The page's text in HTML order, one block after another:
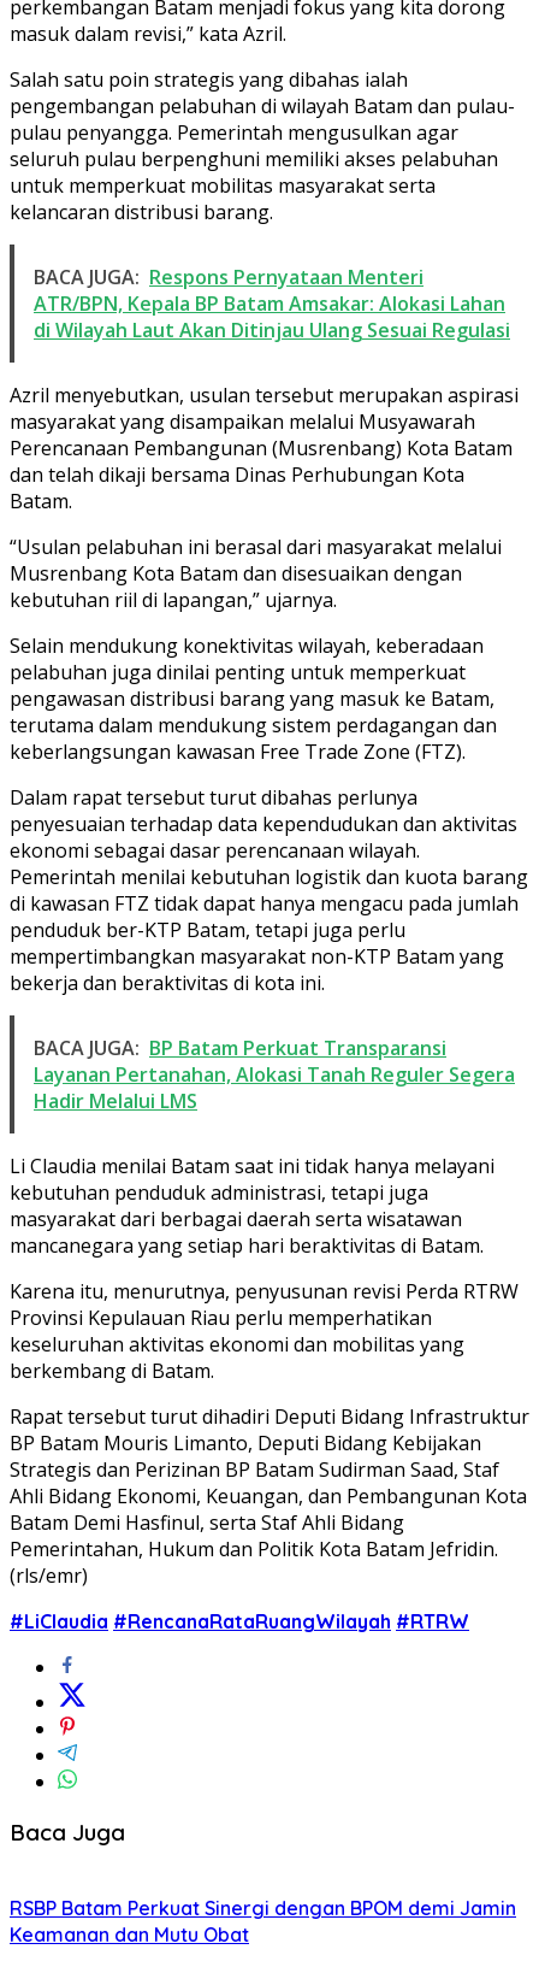
perkembangan Batam menjadi fokus yang kita dorong
masuk dalam revisi,” kata Azril.
Salah satu poin strategis yang dibahas ialah
pengembangan pelabuhan di wilayah Batam dan pulau-
pulau penyangga. Pemerintah mengusulkan agar
seluruh pulau berpenghuni memiliki akses pelabuhan
untuk memperkuat mobilitas masyarakat serta
kelancaran distribusi barang.
BACA JUGA: Respons Pernyataan Menteri
ATR/BPN, Kepala BP Batam Amsakar: Alokasi Lahan
di Wilayah Laut Akan Ditinjau Ulang Sesuai Regulasi
Azril menyebutkan, usulan tersebut merupakan aspirasi
masyarakat yang disampaikan melalui Musyawarah
Perencanaan Pembangunan (Musrenbang) Kota Batam
dan telah dikaji bersama Dinas Perhubungan Kota
Batam.
“Usulan pelabuhan ini berasal dari masyarakat melalui
Musrenbang Kota Batam dan disesuaikan dengan
kebutuhan riil di lapangan,” ujarnya.
Selain mendukung konektivitas wilayah, keberadaan
pelabuhan juga dinilai penting untuk memperkuat
pengawasan distribusi barang yang masuk ke Batam,
terutama dalam mendukung sistem perdagangan dan
keberlangsungan kawasan Free Trade Zone (FTZ).
Dalam rapat tersebut turut dibahas perlunya
penyesuaian terhadap data kependudukan dan aktivitas
ekonomi sebagai dasar perencanaan wilayah.
Pemerintah menilai kebutuhan logistik dan kuota barang
di kawasan FTZ tidak dapat hanya mengacu pada jumlah
penduduk ber-KTP Batam, tetapi juga perlu
mempertimbangkan masyarakat non-KTP Batam yang
bekerja dan beraktivitas di kota ini.
BACA JUGA: BP Batam Perkuat Transparansi
Layanan Pertanahan, Alokasi Tanah Reguler Segera
Hadir Melalui LMS
Li Claudia menilai Batam saat ini tidak hanya melayani
kebutuhan penduduk administrasi, tetapi juga
masyarakat dari berbagai daerah serta wisatawan
mancanegara yang setiap hari beraktivitas di Batam.
Karena itu, menurutnya, penyusunan revisi Perda RTRW
Provinsi Kepulauan Riau perlu memperhatikan
keseluruhan aktivitas ekonomi dan mobilitas yang
berkembang di Batam.
Rapat tersebut turut dihadiri Deputi Bidang Infrastruktur
BP Batam Mouris Limanto, Deputi Bidang Kebijakan
Strategis dan Perizinan BP Batam Sudirman Saad, Staf
Ahli Bidang Ekonomi, Keuangan, dan Pembangunan Kota
Batam Demi Hasfinul, serta Staf Ahli Bidang
Pemerintahan, Hukum dan Politik Kota Batam Jefridin.
(rls/emr)
#LiClaudia #RencanaRataRuangWilayah #RTRW
Baca Juga
RSBP Batam Perkuat Sinergi dengan BPOM demi Jamin
Keamanan dan Mutu Obat